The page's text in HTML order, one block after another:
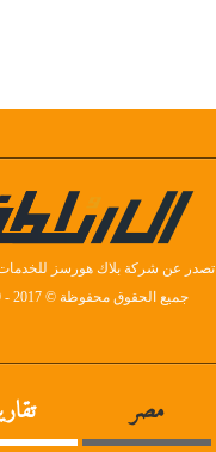
تصدر عن شركة بلاك هورسز للخدمات
جميع الحقوق محفوظة © 2017 - 2019
مصر